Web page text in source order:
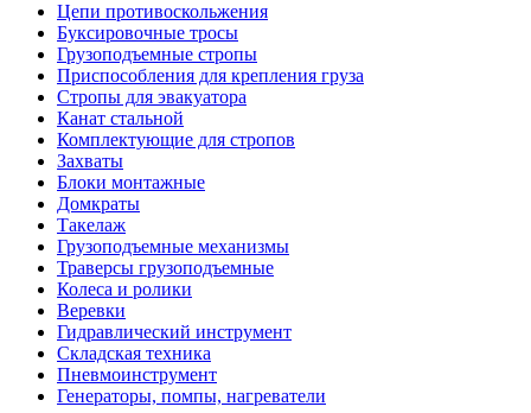
Цепи противоскольжения
Буксировочные тросы
Грузоподъемные стропы
Приспособления для крепления груза
Стропы для эвакуатора
Канат стальной
Комплектующие для стропов
Захваты
Блоки монтажные
Домкраты
Такелаж
Грузоподъемные механизмы
Траверсы грузоподъемные
Колеса и ролики
Веревки
Гидравлический инструмент
Складская техника
Пневмоинструмент
Генераторы, помпы, нагреватели